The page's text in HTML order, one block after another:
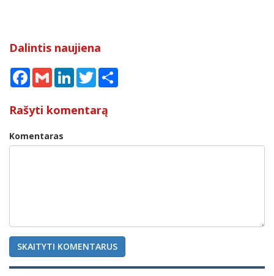
Dalintis naujiena
Facebook
Gmail LinkedInTwitter
Rašyti komentarą
Komentaras
SKAITYTI KOMENTARUS